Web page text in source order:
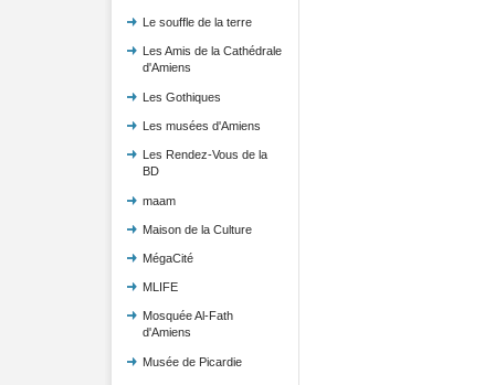
Le souffle de la terre
Les Amis de la Cathédrale
d'Amiens
Les Gothiques
Les musées d'Amiens
Les Rendez-Vous de la
BD
maam
Maison de la Culture
MégaCité
MLIFE
Mosquée Al-Fath
d'Amiens
Musée de Picardie